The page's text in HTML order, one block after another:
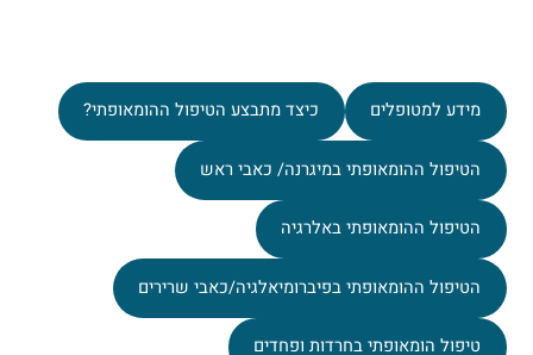
מידע למטופלים כיצד מתבצע הטיפול ההומאופתי?
הטיפול ההומאופתי במיגרנה/ כאבי ראש
הטיפול ההומאופתי באלרגיה
הטיפול ההומאופתי בפיברומיאלגיה/כאבי שרירים
טיפול הומאופתי בחרדות ופחדים